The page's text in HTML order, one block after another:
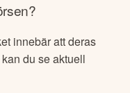
innebär att deras
kan du se aktuell